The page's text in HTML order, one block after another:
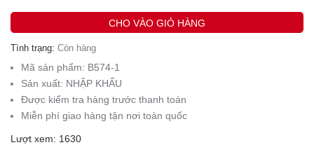
CHO VÀO GIỎ HÀNG
Tình trạng: Còn hàng
Mã sản phẩm: B574-1
Sản xuất: NHẬP KHẨU
Được kiểm tra hàng trước thanh toán
Miễn phí giao hàng tận nơi toàn quốc
Lượt xem: 1630